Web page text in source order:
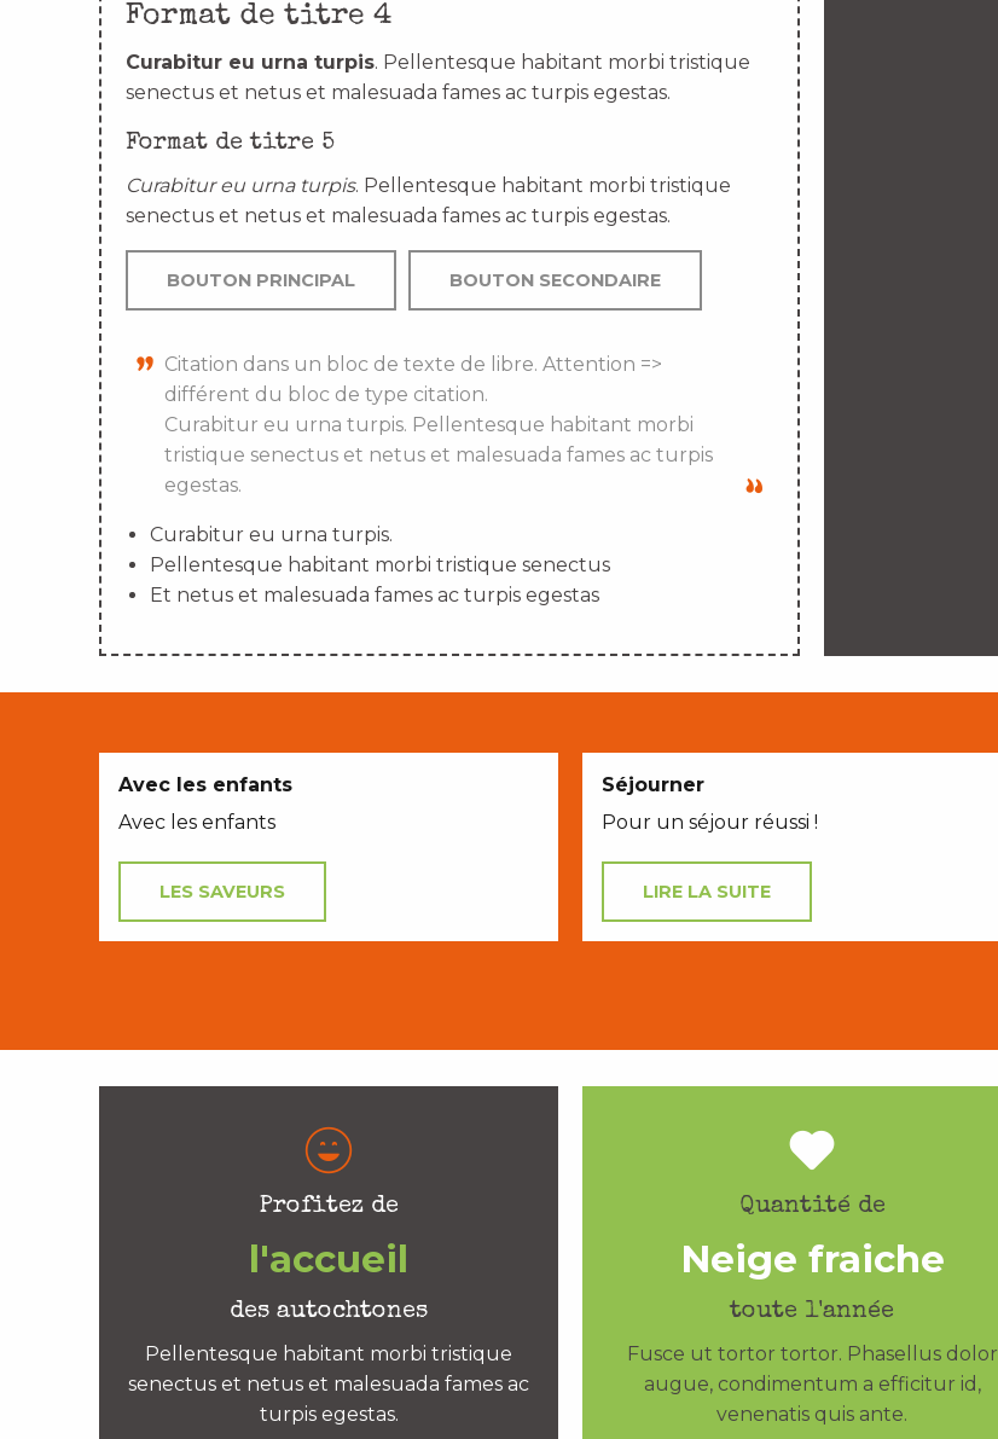
Format de titre 4
Curabitur eu urna turpis. Pellentesque habitant morbi tristique
senectus et netus et malesuada fames ac turpis egestas.
Format de titre 5
Curabitur eu urna turpis. Pellentesque habitant morbi tristique
senectus et netus et malesuada fames ac turpis egestas.
BOUTON PRINCIPAL BOUTON SECONDAIRE
Citation dans un bloc de texte de libre. Attention =>
différent du bloc de type citation.
Curabitur eu urna turpis. Pellentesque habitant morbi
tristique senectus et netus et malesuada fames ac turpis
egestas.
Curabitur eu urna turpis.
Pellentesque habitant morbi tristique senectus
Et netus et malesuada fames ac turpis egestas
Avec les enfants
Avec les enfants
LES SAVEURS
Séjourner
Pour un séjour réussi !
LIRE LA SUITE
Profitez de
l'accueil
des autochtones
Pellentesque habitant morbi tristique
senectus et netus et malesuada fames ac
turpis egestas.
Quantité de
Neige fraiche
toute l'année
Fusce ut tortor tortor. Phasellus dolor
augue, condimentum a efficitur id,
venenatis quis ante.